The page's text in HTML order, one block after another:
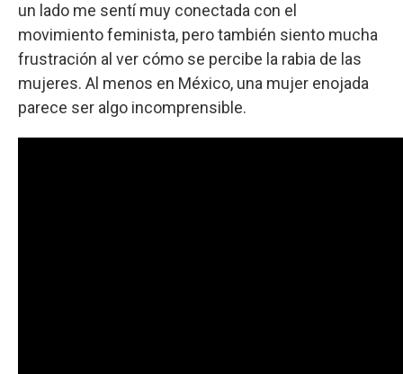
un lado me sentí muy conectada con el
movimiento feminista, pero también siento mucha
frustración al ver cómo se percibe la rabia de las
mujeres. Al menos en México, una mujer enojada
parece ser algo incomprensible.